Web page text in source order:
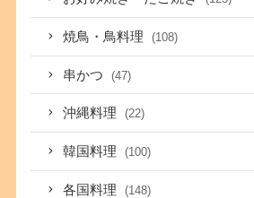
焼鳥・鳥料理 (108)
串かつ (47)
沖縄料理 (22)
韓国料理 (100)
各国料理 (148)